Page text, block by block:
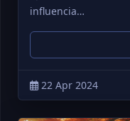
influencia…
22 Apr 2024